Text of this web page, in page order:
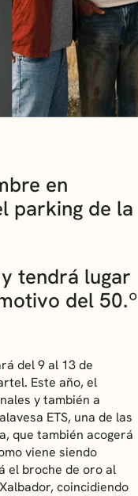
en
parking de la
tendrá lugar
del 50.º
del 9 al 13 de
Este año, el
y también a
ETS, una de las
que también acogerá
viene siendo
el broche de oro al
coincidiendo